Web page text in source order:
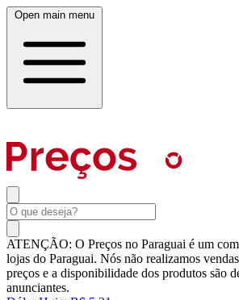
Open main menu
ATENÇÃO: O Preços no Paraguai é um
lojas do Paraguai. Nós não realizamos
preços e a disponibilidade dos produtos são
anunciantes.